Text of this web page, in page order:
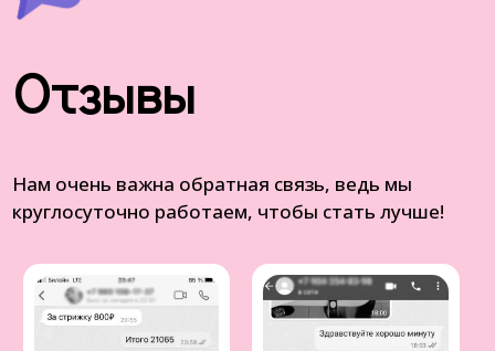
Отзывы
Нам очень важна обратная связь, ведь мы
круглосуточно работаем, чтобы стать лучше!